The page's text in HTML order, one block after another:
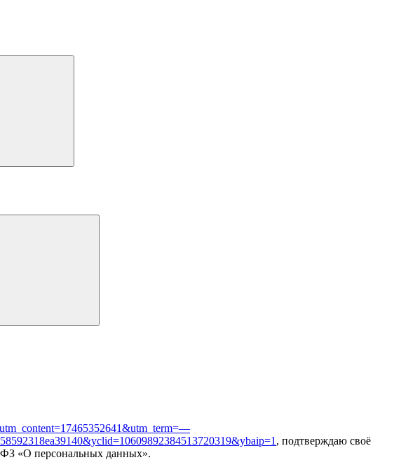
, подтверждаю своё
ФЗ «О персональных данных».